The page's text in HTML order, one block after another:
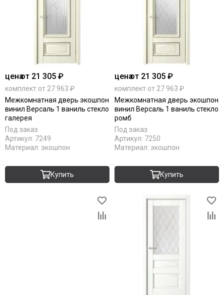
ценаот 21 305 ₽
комплект от 27 963 ₽
Межкомнатная дверь экошпон
винил Версаль 1 ваниль стекло
галерея
Под заказ
Артикул: 7249
Материал: экошпон
Купить
ценаот 21 305 ₽
комплект от 27 963 ₽
Межкомнатная дверь экошпон
винил Версаль 1 ваниль стекло
ромб
Под заказ
Артикул: 7250
Материал: экошпон
Купить